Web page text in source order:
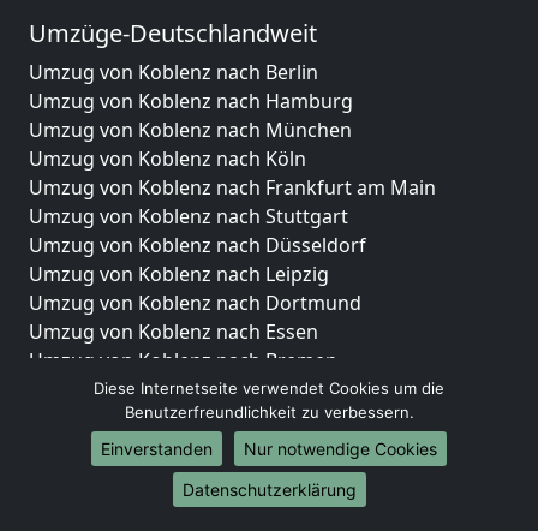
Umzüge-Deutschlandweit
Umzug von Koblenz nach Berlin
Umzug von Koblenz nach Hamburg
Umzug von Koblenz nach München
Umzug von Koblenz nach Köln
Umzug von Koblenz nach Frankfurt am Main
Umzug von Koblenz nach Stuttgart
Umzug von Koblenz nach Düsseldorf
Umzug von Koblenz nach Leipzig
Umzug von Koblenz nach Dortmund
Umzug von Koblenz nach Essen
Umzug von Koblenz nach Bremen
Umzug von Koblenz nach Dresden
Umzug von Koblenz nach Hannover
Umzug von Koblenz nach Nürnberg
Umzug von Koblenz nach Duisburg
Umzug von Koblenz nach Bochum
Diese Internetseite verwendet Cookies um die
Benutzerfreundlichkeit zu verbessern.
Einverstanden
Nur notwendige Cookies
Datenschutzerklärung